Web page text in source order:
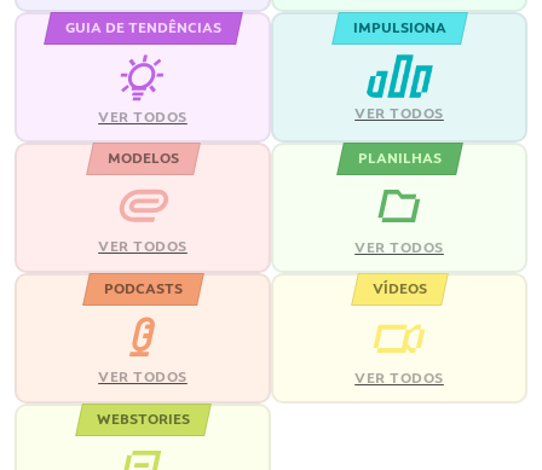
GUIA DE TENDÊNCIAS
VER TODOS
IMPULSIONA
VER TODOS
MODELOS
VER TODOS
PLANILHAS
VER TODOS
PODCASTS
VER TODOS
VÍDEOS
VER TODOS
WEBSTORIES